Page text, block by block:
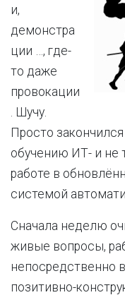
и,
демонстра
ции …, где-
то даже
провокации
. Шучу.
Просто
обучению ИТ- и не
работе в
системой
Сначала неделю
живые вопросы,
непосредственно
позитивно-